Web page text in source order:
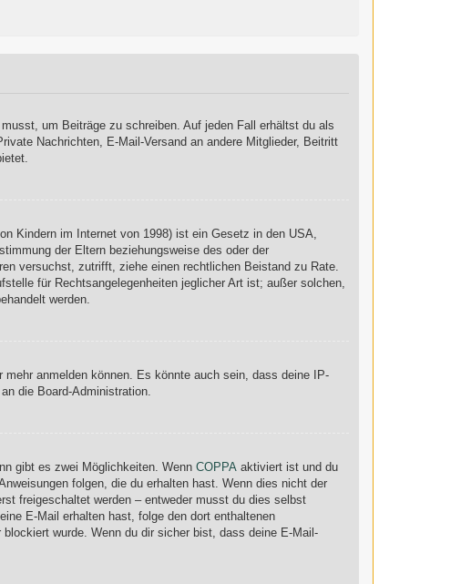
um Beiträge zu schreiben. Auf jeden Fall erhältst du als
Nachrichten, E-Mail-Versand an andere Mitglieder, Beitritt
Kindern im Internet von 1998) ist ein Gesetz in den USA,
der Eltern beziehungsweise des oder der
versuchst, zutrifft, ziehe einen rechtlichen Beistand zu Rate.
für Rechtsangelegenheiten jeglicher Art ist; außer solchen,
werden.
anmelden können. Es könnte auch sein, dass deine IP-
die Board-Administration.
gibt es zwei Möglichkeiten. Wenn COPPA aktiviert ist und du
folgen, die du erhalten hast. Wenn dies nicht der
freigeschaltet werden – entweder musst du dies selbst
E-Mail erhalten hast, folge den dort enthaltenen
wurde. Wenn du dir sicher bist, dass deine E-Mail-